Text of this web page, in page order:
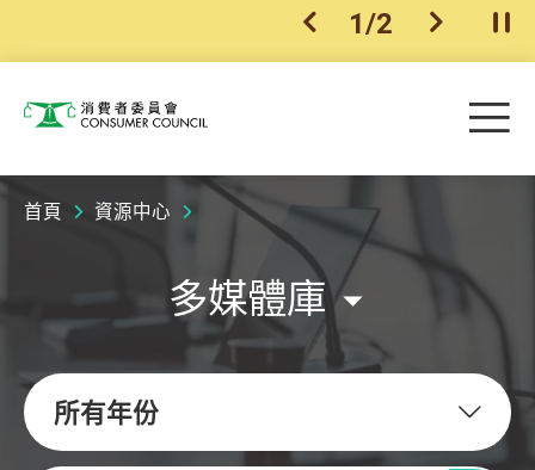
上一個
2/2 下一個開
消費者委員會 目
首頁 資源中心
多媒體庫
所有年份